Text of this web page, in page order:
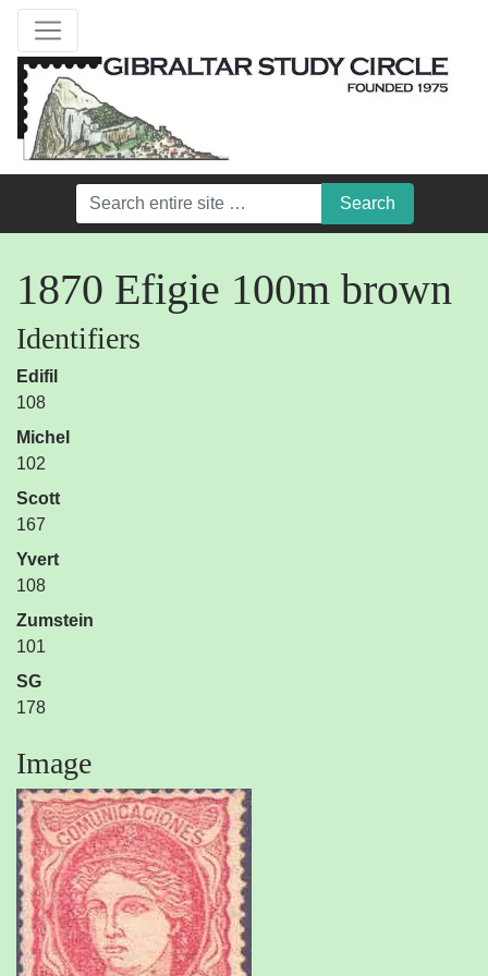
1870 Efigie 100m brown
Identifiers
Edifil
108
Michel
102
Scott
167
Yvert
108
Zumstein
101
SG
178
Image